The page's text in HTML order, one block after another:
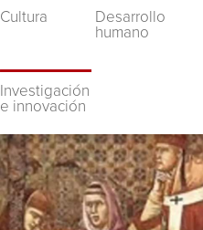
Cultura
Desarrollo
humano
Investigación
e innovación